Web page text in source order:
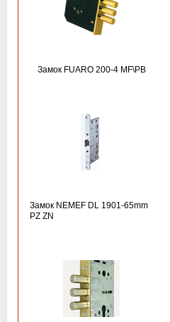
Замок FUARO 200-4 MF\РВ
Замок NEMEF DL 1901-65mm
PZ ZN